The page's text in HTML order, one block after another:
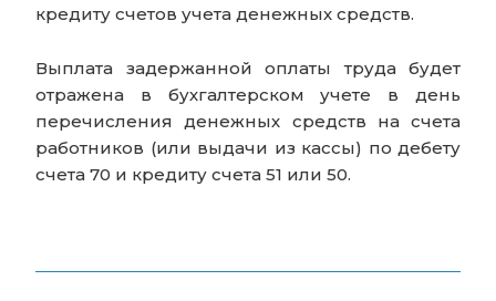
кредиту счетов учета денежных средств.
Выплата задержанной оплаты труда будет
отражена в бухгалтерском учете в день
перечисления денежных средств на счета
работников (или выдачи из кассы) по дебету
счета 70 и кредиту счета 51 или 50.